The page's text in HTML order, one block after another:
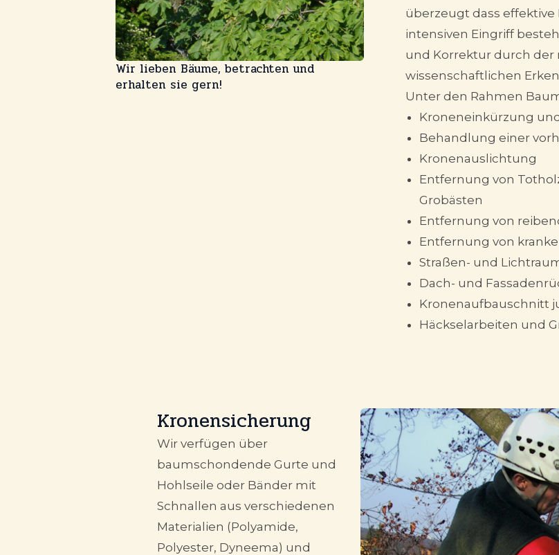
Wir lieben Bäume, betrachten und
erhalten sie gern!
überzeugt dass
intensiven Eingriff
und Korrektur durch der
wissenschaftlichen
Unter den Rahmen
Kroneneinkürzung
Behandlung einer
Kronenauslichtung
Entfernung von
Grobästen
Entfernung von
Entfernung von
Straßen- und
Dach- und
Kronenaufbauschnitt
Häckselarbeiten und
Kronensicherung
Wir verfügen über
baumschondende Gurte und
Hohlseile oder Bänder mit
Schnallen aus verschiedenen
Materialien (Polyamide,
Polyester, Dyneema) und